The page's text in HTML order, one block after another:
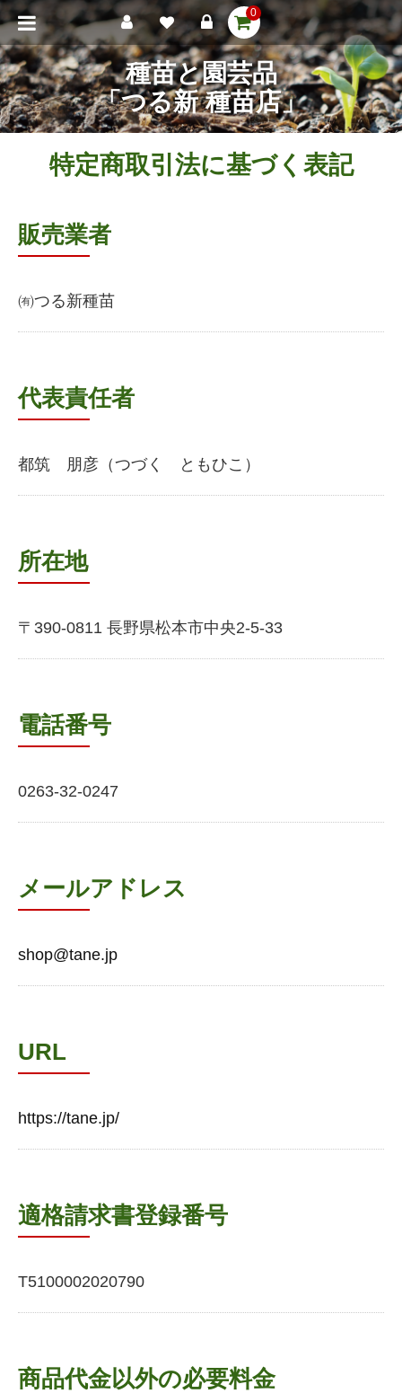
0
種苗と園芸品
「つる新 種苗店」
特定商取引法に基づく表記
販売業者
㈲つる新種苗
代表責任者
都筑 朋彦（つづく ともひこ）
所在地
〒390-0811 長野県松本市中央2-5-33
電話番号
0263-32-0247
メールアドレス
shop@tane.jp
URL
https://tane.jp/
適格請求書登録番号
T5100002020790
商品代金以外の必要料金